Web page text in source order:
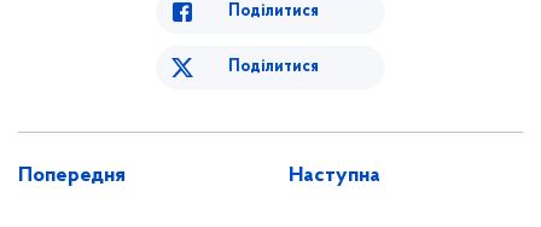
Поділитися
Поділитися
Попередня Наступна